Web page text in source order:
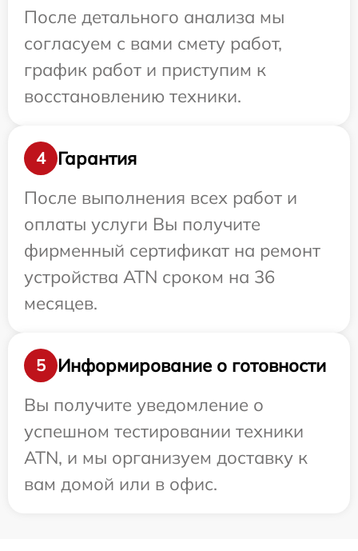
После детального анализа мы
согласуем с вами смету работ,
график работ и приступим к
восстановлению техники.
4
Гарантия
После выполнения всех работ и
оплаты услуги Вы получите
фирменный сертификат на ремонт
устройства ATN сроком на 36
месяцев.
5
Информирование о готовности
Вы получите уведомление о
успешном тестировании техники
ATN, и мы организуем доставку к
вам домой или в офис.